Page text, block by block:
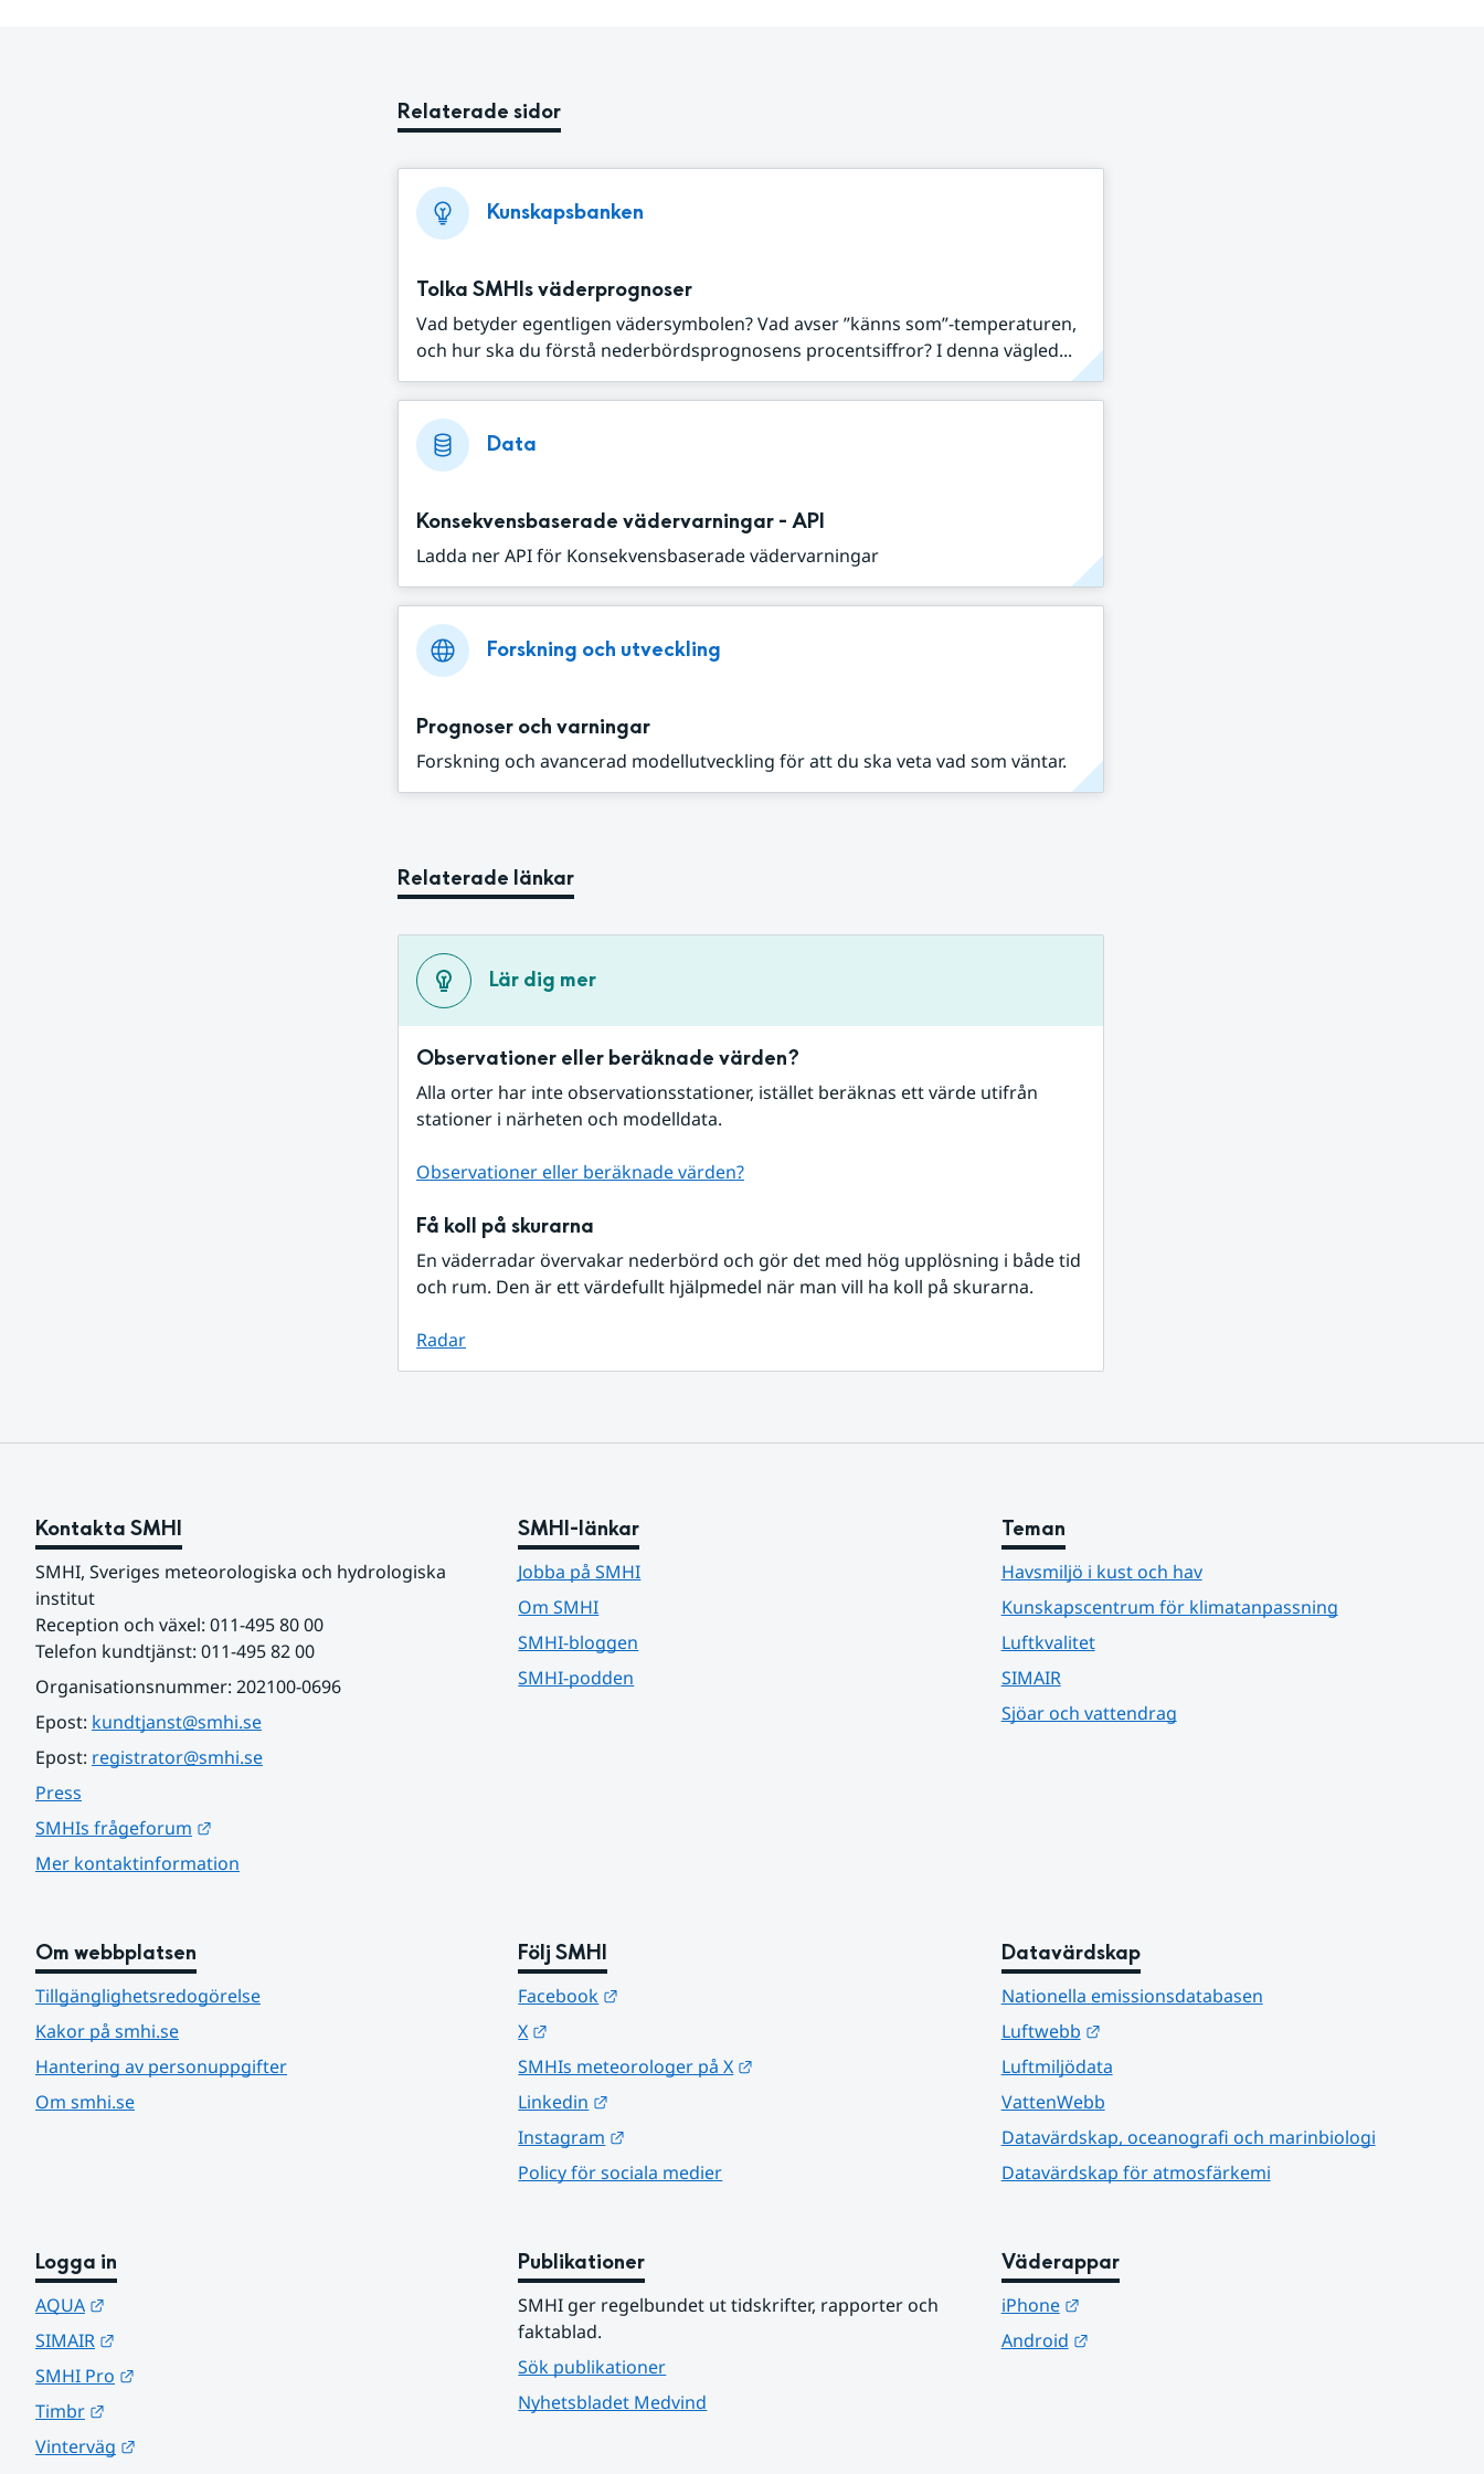
Relaterade sidor
Kunskapsbanken
Tolka SMHIs väderprognoser
Vad betyder egentligen vädersymbolen? Vad avser ”känns som”-temperaturen,
och hur ska du förstå nederbördsprognosens procentsiffror? I denna vägled...
Data
Konsekvensbaserade vädervarningar - API
Ladda ner API för Konsekvensbaserade vädervarningar
Forskning och utveckling
Prognoser och varningar
Forskning och avancerad modellutveckling för att du ska veta vad som väntar.
Relaterade länkar
Lär dig mer
Observationer eller beräknade värden?
Alla orter har inte observationsstationer, istället beräknas ett värde utifrån
stationer i närheten och modelldata.
Observationer eller beräknade värden?
Få koll på skurarna
En väderradar övervakar nederbörd och gör det med hög upplösning i både tid
och rum. Den är ett värdefullt hjälpmedel när man vill ha koll på skurarna.
Radar
Kontakta SMHI
SMHI, Sveriges meteorologiska och hydrologiska
institut
Reception och växel: 011-495 80 00
Telefon kundtjänst: 011-495 82 00
Organisationsnummer: 202100-0696
Epost: kundtjanst@smhi.se
Epost: registrator@smhi.se
Press
SMHIs frågeforum
Mer kontaktinformation
SMHI-länkar
Jobba på SMHI
Om SMHI
SMHI-bloggen
SMHI-podden
Teman
Havsmiljö i kust och hav
Kunskapscentrum för klimatanpassning
Luftkvalitet
SIMAIR
Sjöar och vattendrag
Om webbplatsen
Tillgänglighetsredogörelse
Kakor på smhi.se
Hantering av personuppgifter
Om smhi.se
Följ SMHI
Facebook
X
SMHIs meteorologer på X
Linkedin
Instagram
Policy för sociala medier
Datavärdskap
Nationella emissionsdatabasen
Luftwebb
Länk till annan webbplats.
Luftmiljödata
VattenWebb
Datavärdskap, oceanografi och marinbiologi
Datavärdskap för atmosfärkemi
Logga in
AQUA
SIMAIR
SMHI Pro
Timbr
Vinterväg
Publikationer
SMHI ger regelbundet ut tidskrifter, rapporter och
faktablad.
Sök publikationer
Nyhetsbladet Medvind
Väderappar
iPhone
Länk till annan webbplats.
Android
Länk till annan webbplats.